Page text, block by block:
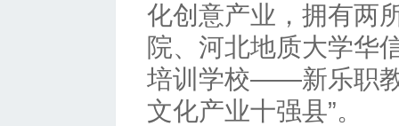
化创意产业，拥有
院、河北地质大学华
培训学校——新乐职
文化产业十强县”。